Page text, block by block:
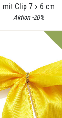
mit Clip 7 x 6 cm
Aktion -20%